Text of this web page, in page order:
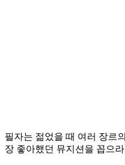
필자는 젊었을 때 여러 장르
장 좋아했던 뮤지션을 꼽으